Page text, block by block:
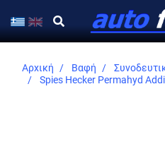
Αρχική Βαφή
Spies Hecker Permahyd